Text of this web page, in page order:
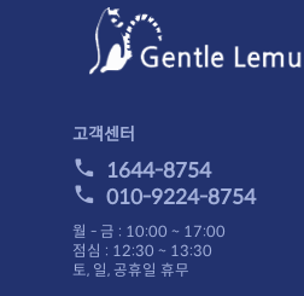
고객센터
1644-8754
010-9224-8754
월 - 금 : 10:00 ~ 17:00
점심 : 12:30 ~ 13:30
토, 일, 공휴일 휴무